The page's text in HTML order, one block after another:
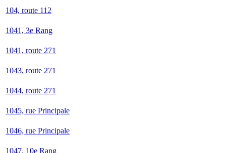
104, route 112
1041, 3e Rang
1041, route 271
1043, route 271
1044, route 271
1045, rue Principale
1046, rue Principale
1047, 10e Rang